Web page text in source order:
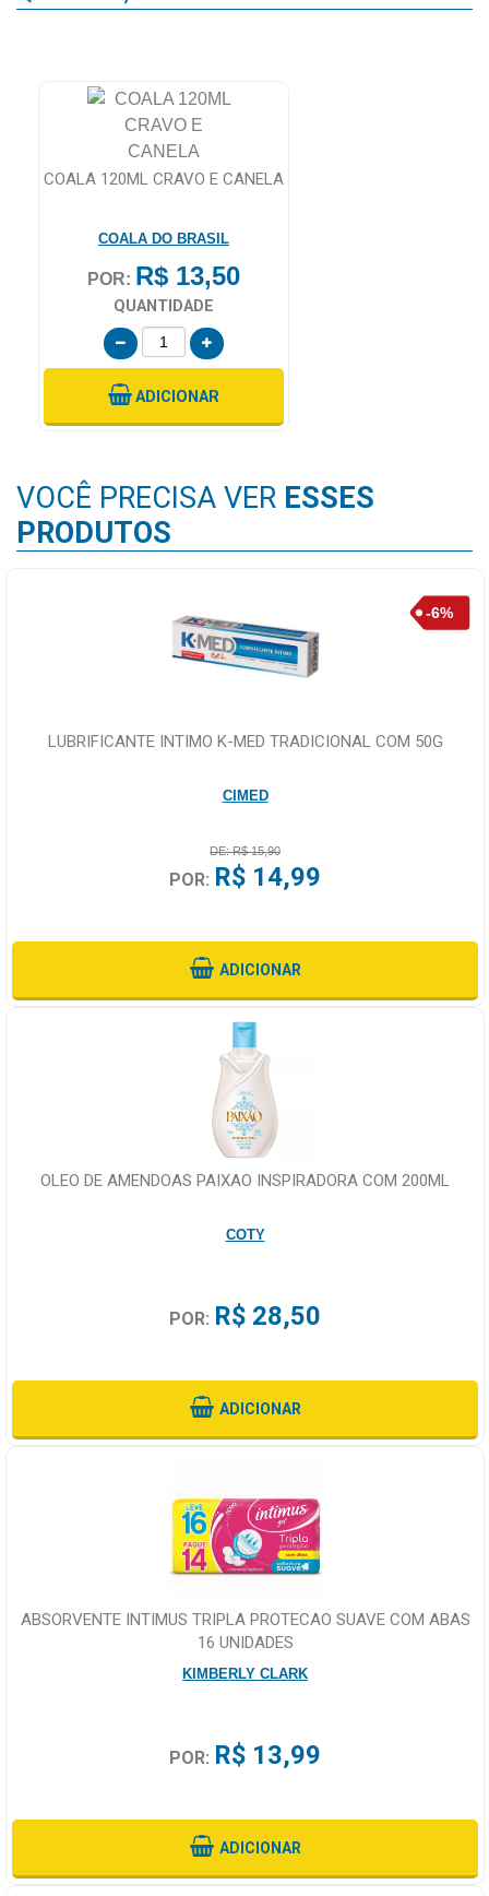
COALA 120ML CRAVO E CANELA
COALA DO BRASIL
POR: R$ 13,50
QUANTIDADE
ADICIONAR
VOCÊ PRECISA VER ESSES
PRODUTOS
LUBRIFICANTE INTIMO K-MED TRADICIONAL COM 50G
CIMED
DE: R$ 15,90
POR: R$ 14,99
ADICIONAR
OLEO DE AMENDOAS PAIXAO INSPIRADORA COM 200ML
COTY
POR: R$ 28,50
ADICIONAR
ABSORVENTE INTIMUS TRIPLA PROTECAO SUAVE COM ABAS
16 UNIDADES
KIMBERLY CLARK
POR: R$ 13,99
ADICIONAR